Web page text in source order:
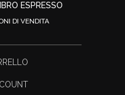
ESPRESSO
DI VENDITA